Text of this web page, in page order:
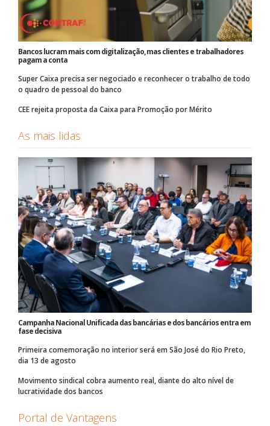
Bancos lucram mais com digitalização, mas clientes e trabalhadores
pagam a conta
Super Caixa precisa ser negociado e reconhecer o trabalho de todo
o quadro de pessoal do banco
CEE rejeita proposta da Caixa para Promoção por Mérito
As mais lidas
Campanha Nacional Unificada das bancárias e dos bancários entra em
fase decisiva
Primeira comemoração no interior será em São José do Rio Preto,
dia 13 de agosto
Movimento sindical cobra aumento real, diante do alto nível de
lucratividade dos bancos
Portal de Vantagens